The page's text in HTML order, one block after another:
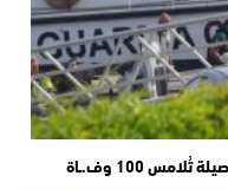
100 وف.ـاة